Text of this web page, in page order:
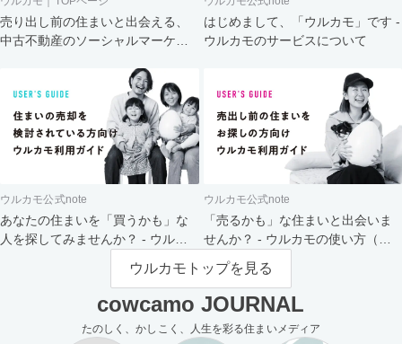
売り出し前の住まいと出会える、
中古不動産のソーシャルマーケッ
はじめまして、「ウルカモ」です -
ウルカモのサービスについて
ウルカモ公式note
あなたの住まいを「買うかも」な
人を探してみませんか？ - ウルカ
ウルカモ公式note
「売るかも」な住まいと出会いま
せんか？ - ウルカモの使い方（買
主さま向け）
ウルカモトップを見る
cowcamo JOURNAL
たのしく、かしこく、人生を彩る住まいメディア